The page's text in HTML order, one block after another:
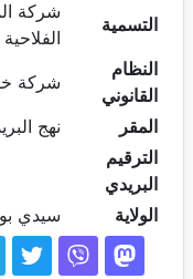
التسمية
شركة
النظام
القانوني
شركة
المقر
نهج
الترقيم
البريدي
الولاية
سيدي